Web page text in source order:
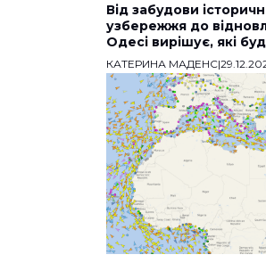
Від забудови
узбережжя до
Одесі вирішує, які
КАТЕРИНА МАДЕНС|